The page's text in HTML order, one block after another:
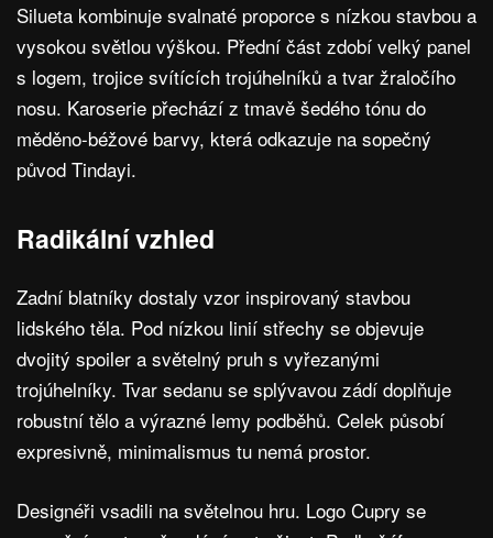
Silueta kombinuje svalnaté proporce s nízkou stavbou a
vysokou světlou výškou. Přední část zdobí velký panel
s logem, trojice svítících trojúhelníků a tvar žraločího
nosu. Karoserie přechází z tmavě šedého tónu do
měděno-béžové barvy, která odkazuje na sopečný
původ Tindayi.
Radikální vzhled
Zadní blatníky dostaly vzor inspirovaný stavbou
lidského těla. Pod nízkou linií střechy se objevuje
dvojitý spoiler a světelný pruh s vyřezanými
trojúhelníky. Tvar sedanu se splývavou zádí doplňuje
robustní tělo a výrazné lemy podběhů. Celek působí
expresivně, minimalismus tu nemá prostor.
Designéři vsadili na světelnou hru. Logo Cupry se